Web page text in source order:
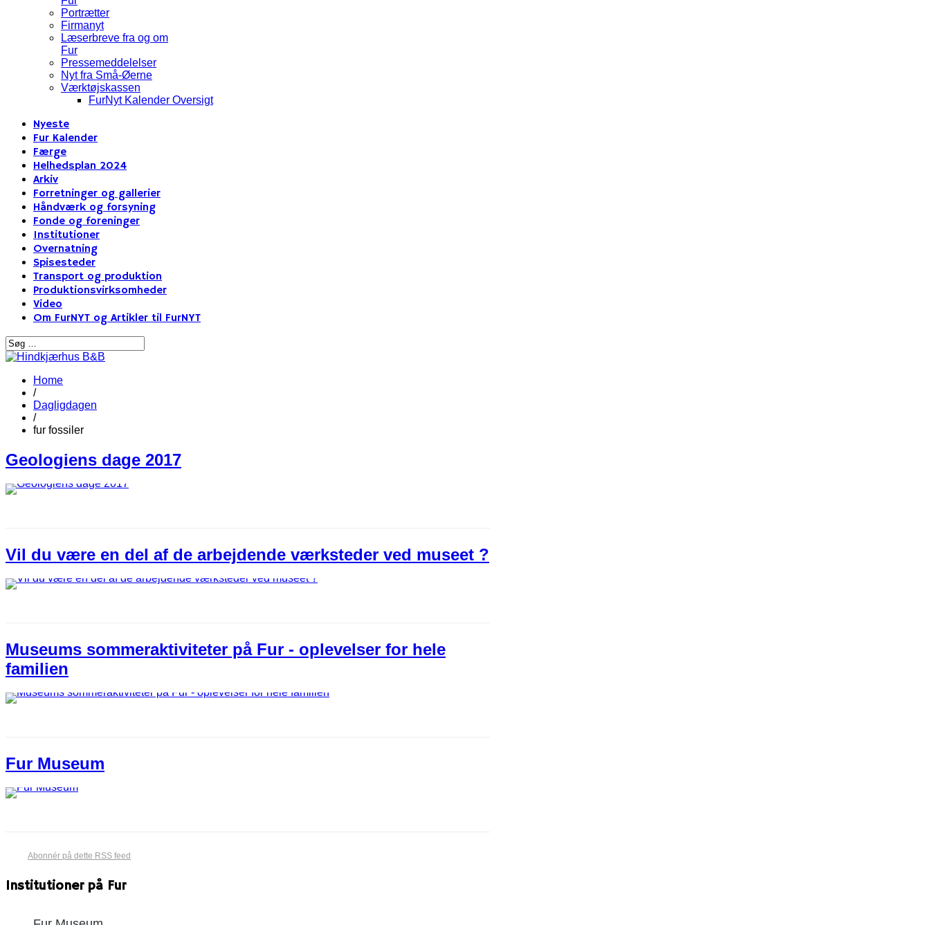
Portrætter
Firmanyt
Læserbreve fra og om
Fur
Pressemeddelelser
Nyt fra Små-Øerne
Værktøjskassen
FurNyt Kalender Oversigt
Nyeste
Fur Kalender
Færge
Helhedsplan 2024
Arkiv
Forretninger og gallerier
Håndværk og forsyning
Fonde og foreninger
Institutioner
Overnatning
Spisesteder
Transport og produktion
Produktionsvirksomheder
Video
Om FurNYT og Artikler til FurNYT
Home
/
Dagligdagen
/
fur fossiler
Geologiens dage 2017
Vil du være en del af de arbejdende værksteder ved museet ?
Museums sommeraktiviteter på Fur - oplevelser for hele
familien
Fur Museum
Abonnér på dette RSS feed
Institutioner på Fur